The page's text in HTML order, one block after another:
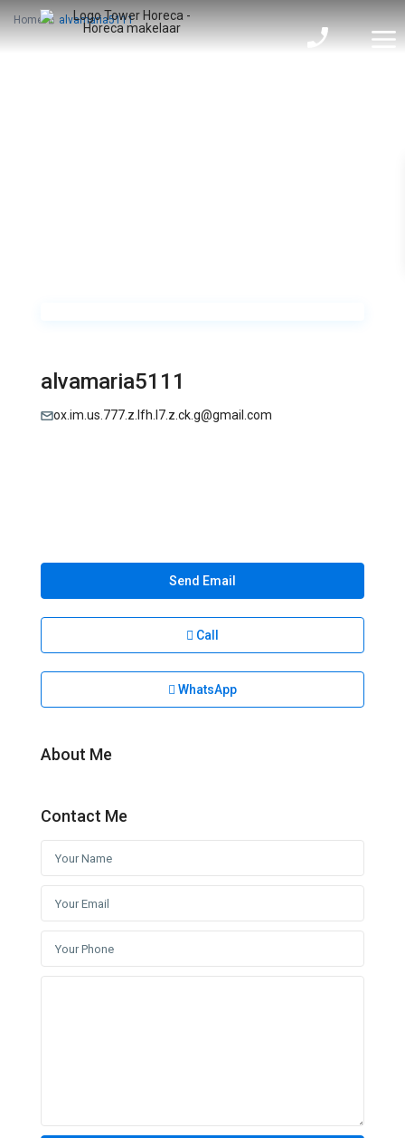
Home alvamaria5111
alvamaria5111
ox.im.us.777.z.lfh.l7.z.ck.g@gmail.com
Send Email
Call
WhatsApp
About Me
Contact Me